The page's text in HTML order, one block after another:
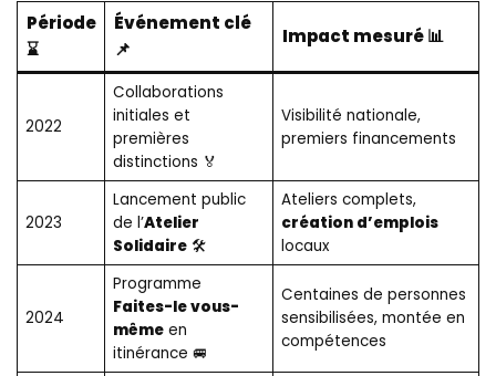
Période
⌛
Événement clé
📌
Impact mesuré 📊
2022
Collaborations
initiales et
premières
distinctions 🏅
Visibilité nationale,
premiers financements
2023
Lancement public
de l’Atelier
Solidaire🛠️
Ateliers complets,
création d’emplois
locaux
2024
Programme
Faites-le vous-
mêmeen
itinérance 🚐
Centaines de personnes
sensibilisées, montée en
compétences